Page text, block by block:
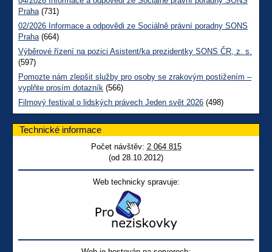
Praha(731)
02/2026 Informace a odpovědi ze Sociálně právní poradny SONS
Praha(664)
Výběrové řízení na pozici Asistent/ka prezidentky SONS ČR, z. s.
(597)
Pomozte nám zlepšit služby pro osoby se zrakovým postižením –
vyplňte prosím dotazník (566)
Filmový festival o lidských právech Jeden svět 2026 (498)
Technické informace
Počet návštěv: 2 064 815
(od 28.10.2012)
Web technicky spravuje: